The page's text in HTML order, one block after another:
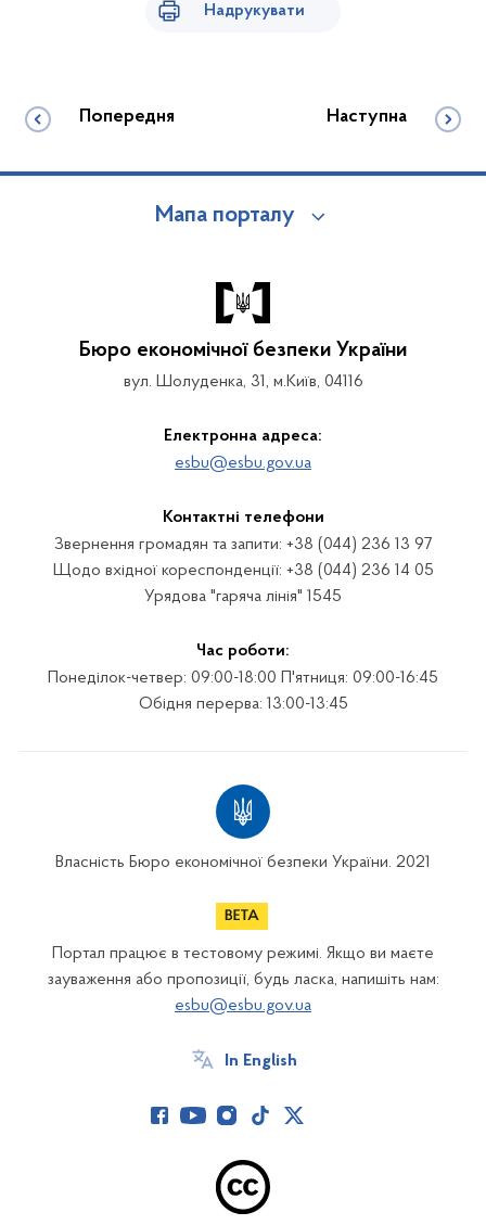
Надрукувати
Попередня Наступна
Мапа порталу
Бюро економічної безпеки України
вул. Шолуденка, 31, м.Київ, 04116
Електронна адреса:
esbu@esbu.gov.ua
Контактні телефони
Звернення громадян та запити: +38 (044) 236 13 97
Щодо вхідної кореспонденції: +38 (044) 236 14 05
Урядова "гаряча лінія" 1545
Час роботи:
Понеділок-четвер: 09:00-18:00 П'ятниця: 09:00-16:45
Обідня перерва: 13:00-13:45
Власність Бюро економічної безпеки України. 2021
Портал працює в тестовому режимі. Якщо ви маєте
зауваження або пропозиції, будь ласка, напишіть нам:
esbu@esbu.gov.ua
In English